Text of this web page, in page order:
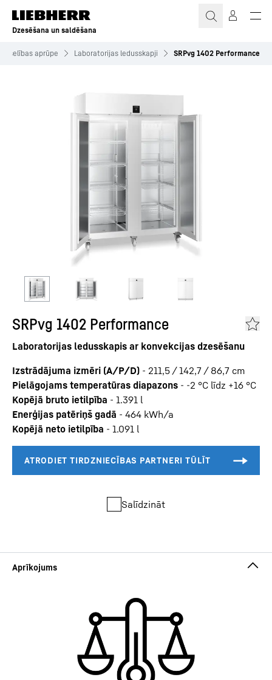
Dzesēšana un saldēšana
aprūpe Laboratorijas ledusskapji SRPvg 1402 Performance
SRPvg 1402 Performance
Laboratorijas ledusskapis ar konvekcijas dzesēšanu
Izstrādājuma izmēri (A/P/D) - 211,5 / 142,7 / 86,7 cm
Pielāgojams temperatūras diapazons - -2 °C līdz +16 °C
Kopējā bruto ietilpība - 1.391 l
Enerģijas patēriņš gadā - 464 kWh/a
Kopējā neto ietilpība - 1.091 l
Salīdzināt